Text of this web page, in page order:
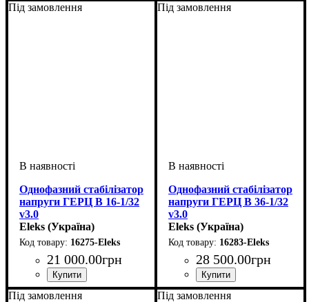
Під замовлення
Однофазний стабілізатор
напруги ГЕРЦ В 16-1/32
v3.0
Eleks (Україна)
16275-Eleks
21 000.00грн
Кількість фаз: однофазний
Потужність: 7кВт
Вага, кг: 21
Під замовлення
Однофазний стабілізатор
напруги ГЕРЦ В 36-1/32
v3.0
Eleks (Україна)
16283-Eleks
28 500.00грн
Кількість фаз: однофазний
Потужність: 7кВт
Вага, кг: 21
Серія: Герц v3.0
Під замовлення Під замовлення